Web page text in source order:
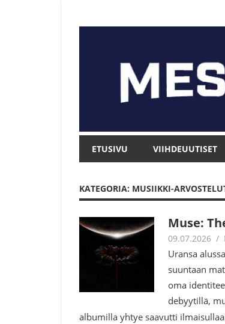
Mesta.net
ETUSIVU VIIHDEUUTISET
KATEGORIA: MUSIIKKI-
Muse:
09.07.2026
Uransa
suuntaan
oma
debyytillä,
albumilla yhtye saavutti